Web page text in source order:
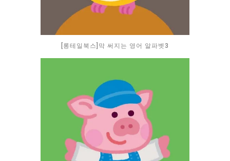
[롱테일북스]막 써지는 영어 알파벳3